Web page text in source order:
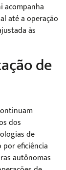
acompanha
até a operação
às
de
dos
de
por eficiência
autônomas